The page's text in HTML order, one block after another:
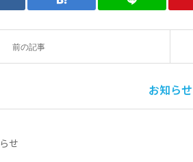
前の記事
お知らせ
せ